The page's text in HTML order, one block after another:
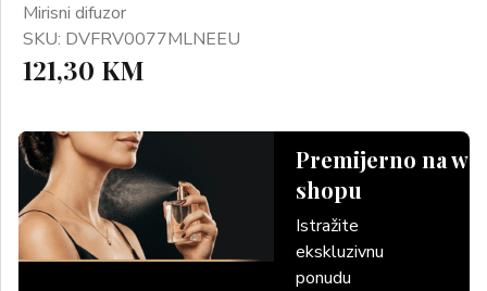
Mirisni difuzor
SKU: DVFRV0077MLNEEU
121,30 KM
Premijerno na
shopu
Istražite
ekskluzivnu
ponudu